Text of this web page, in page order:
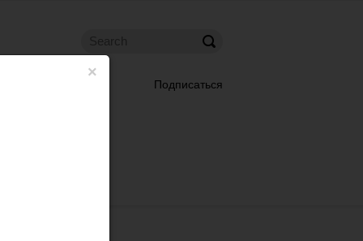
×
Подписаться